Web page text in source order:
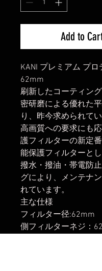
Add to
KANI プレミアム プロ
62mm
刷新したコーティン
密研磨による優れた
り、昨今求められて
高画質への要求にも
護フィルターの新定
能保護フィルターとし
撥水・撥油・帯電防
グにより、メンテナ
れています。
主な仕様
フィルター径:62mm
側フィルターネジ：